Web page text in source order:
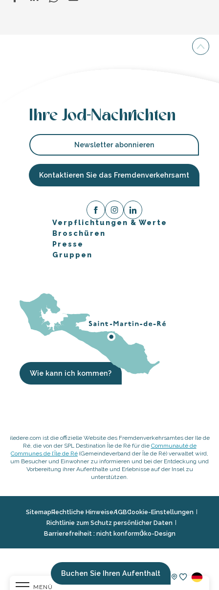
MENÜ
Buchen Sie Ihren Aufenthalt
Ihre Jod-Nachrichten
Newsletter abonnieren
Kontaktieren Sie das Fremdenverkehrsamt
Verpflichtungen & Werte
Broschüren
Presse
Gruppen
Wie kann ich kommen?
iledere.com ist die offizielle Website des Fremdenverkehrsamtes der Ile de
Ré, die von der SPL Destination Île de Ré für die Communauté de
Communes de l’Île de Ré (Gemeindeverband der Île de Ré) verwaltet wird,
um Besucher und Einwohner zu informieren und bei der Entdeckung und
Vorbereitung ihrer Aufenthalte und Erlebnisse auf der Insel zu
unterstützen.
SitemapRechtliche HinweiseAGBCookie-Einstellungen
Richtlinie zum Schutz persönlicher Daten
Barrierefreiheit : nicht konformÖko-Design